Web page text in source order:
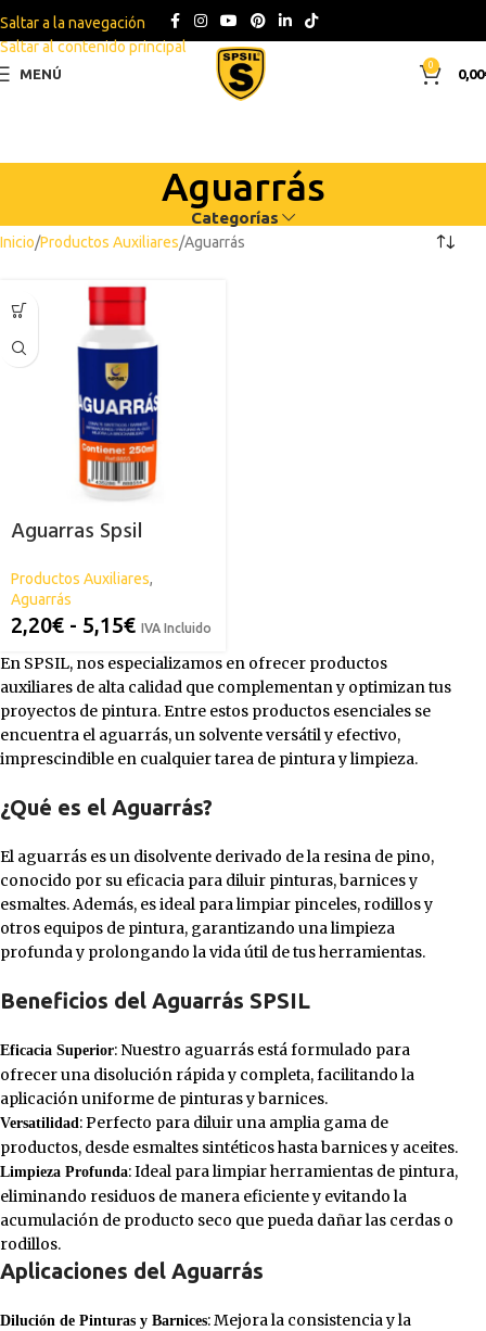
Saltar a la navegación
Saltar al contenido principal
MENÚ
0
0,00
Aguarrás
Categorías
Inicio Productos Auxiliares Aguarrás
Aguarras Spsil
Productos Auxiliares,
Aguarrás
2,20€ - 5,15€ IVA Incluido
En SPSIL, nos especializamos en ofrecer productos
auxiliares de alta calidad que complementan y optimizan tus
proyectos de pintura. Entre estos productos esenciales se
encuentra el aguarrás, un solvente versátil y efectivo,
imprescindible en cualquier tarea de pintura y limpieza.
¿Qué es el Aguarrás?
El aguarrás es un disolvente derivado de la resina de pino,
conocido por su eficacia para diluir pinturas, barnices y
esmaltes. Además, es ideal para limpiar pinceles, rodillos y
otros equipos de pintura, garantizando una limpieza
profunda y prolongando la vida útil de tus herramientas.
Beneficios del Aguarrás SPSIL
Eficacia Superior: Nuestro aguarrás está formulado para
ofrecer una disolución rápida y completa, facilitando la
aplicación uniforme de pinturas y barnices.
Versatilidad : Perfecto para diluir una amplia gama de
productos, desde esmaltes sintéticos hasta barnices y aceites.
Limpieza Profunda: Ideal para limpiar herramientas de pintura,
eliminando residuos de manera eficiente y evitando la
acumulación de producto seco que pueda dañar las cerdas o
rodillos.
Aplicaciones del Aguarrás
Dilución de Pinturas y Barnices: Mejora la consistencia y la